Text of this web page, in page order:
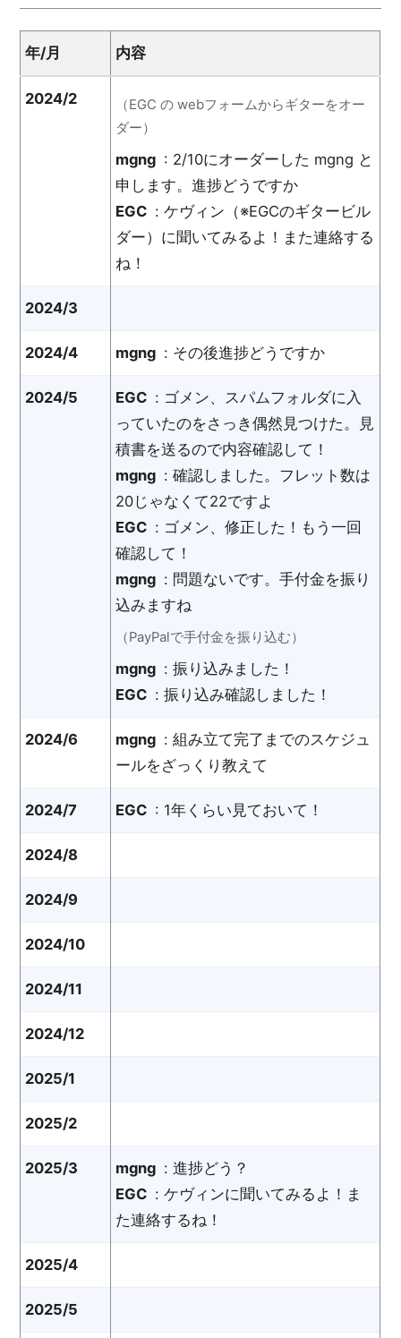
年/月 内容
2024/2
（EGC の webフォームからギターをオー
ダー）
mgng : 2/10にオーダーした mgng と
申します。進捗どうですか
EGC : ケヴィン（※EGCのギタービル
ダー）に聞いてみるよ！また連絡する
ね！
2024/3
2024/4 mgng : その後進捗どうですか
2024/5 EGC : ゴメン、スパムフォルダに入
っていたのをさっき偶然見つけた。見
積書を送るので内容確認して！
mgng : 確認しました。フレット数は
20じゃなくて22ですよ
EGC : ゴメン、修正した！もう一回
確認して！
mgng : 問題ないです。手付金を振り
込みますね
（PayPalで手付金を振り込む）
mgng : 振り込みました！
EGC : 振り込み確認しました！
2024/6 mgng : 組み立て完了までのスケジュ
ールをざっくり教えて
2024/7 EGC : 1年くらい見ておいて！
2024/8
2024/9
2024/10
2024/11
2024/12
2025/1
2025/2
2025/3 mgng : 進捗どう？
EGC : ケヴィンに聞いてみるよ！ま
た連絡するね！
2025/4
2025/5